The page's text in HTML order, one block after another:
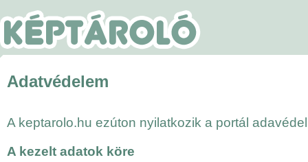
Adatvédelem
A keptarolo.hu ezúton nyilatkozik a portál
A kezelt adatok köre